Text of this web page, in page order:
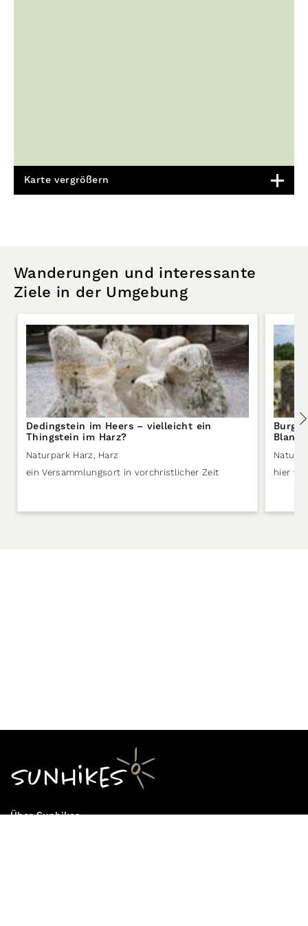
Karte vergrößern
Wanderungen und interessante
Ziele in der Umgebung
Dedingstein im Heers – vielleicht ein
Thingstein im Harz?
Naturpark Harz , Harz
ein Versammlungsort in vorchristlicher Zeit
hier
Über Sunhikes